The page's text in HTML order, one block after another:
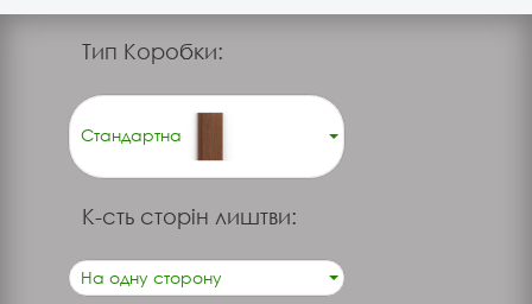
Тип Коробки:
Стандартна
К-сть сторін лиштви:
На одну сторону